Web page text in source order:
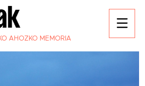
AHOZKO MEMORIA